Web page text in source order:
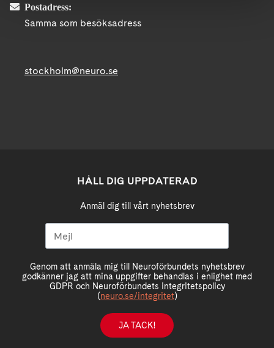
Postadress:
Samma som besöksadress
stockholm@neuro.se
HÅLL DIG UPPDATERAD
Anmäl dig till vårt nyhetsbrev
Genom att anmäla mig till Neuroförbundets nyhetsbrev
godkänner jag att mina uppgifter behandlas i enlighet med
GDPR och Neuroförbundets integritetspolicy
(neuro.se/integritet)
JA TACK!